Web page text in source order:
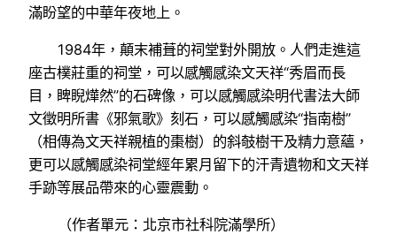
滿盼望的中華年夜地上。
1984年，顛末補葺的祠堂對外開放。人們走進這
座古樸莊重的祠堂，可以感觸感染文天祥“秀眉而長
目，睥睨燁然”的石碑像，可以感觸感染明代書法大師
文徵明所書《邪氣歌》刻石，可以感觸感染“指南樹”
（相傳為文天祥親植的棗樹）的斜攲樹干及精力意蘊，
更可以感觸感染祠堂經年累月留下的汗青遺物和文天祥
手跡等展品帶來的心靈震動。
（作者單元：北京市社科院滿學所）